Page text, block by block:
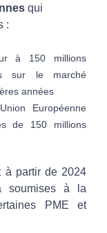
qui
:
à 150 millions
sur le marché
années
Européenne
de 150 millions
à partir de 2024
soumises à la
PME et